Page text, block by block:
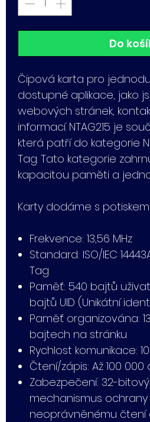
Do
Čipová karta pro
dostupné aplikace, jako
webových stránek,
informací. NTAG215 je
která patří do kategorie
Tag. Tato kategorie
kapacitou paměti a
Karty dodáme s
Frekvence: 13,56 MHz
Standard: ISO/IEC
Tag
Paměť: 540 bajtů
bajtů UID (Unikátní
Paměť organizována:
bajtech na stránku
Rychlost komunikace:
Čtení/zápis: Až 100 000
Zabezpečení: 32-
mechanismus
neoprávněnému čtení